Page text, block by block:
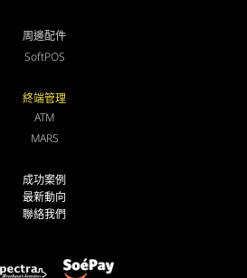
周邊配件
SoftPOS
終端管理
ATM
MARS
成功案例
最新動向
聯絡我們